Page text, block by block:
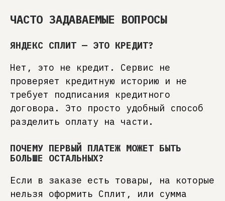
ЧАСТО ЗАДАВАЕМЫЕ ВОПРОСЫ
ЯНДЕКС СПЛИТ — ЭТО КРЕДИТ?
Нет, это не кредит. Сервис не
проверяет кредитную историю и не
требует подписания кредитного
договора. Это просто удобный способ
разделить оплату на части.
ПОЧЕМУ ПЕРВЫЙ ПЛАТЕЖ МОЖЕТ БЫТЬ
БОЛЬШЕ ОСТАЛЬНЫХ?
Если в заказе есть товары, на которые
нельзя оформить Сплит, или сумма